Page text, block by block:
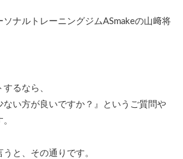
ソナルトレーニングジムASmakeの山﨑将
るなら、
ない方が良いですか？』というご質問や
と、その通りです。